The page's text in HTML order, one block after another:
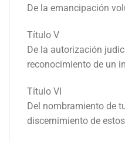
De la emancipación
Título V
De la autorización
reconocimiento de un
Título VI
Del nombramiento de
discernimiento de